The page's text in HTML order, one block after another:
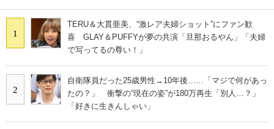
1
TERU＆大貫亜美、“激レア夫婦ショット”にファン歓
喜 GLAY＆PUFFYが夢の共演「旦那おるやん」「夫婦
で写ってるの尊い！」
2
自衛隊員だった25歳男性→10年後……「マジで何があっ
たの？」 衝撃の“現在の姿”が180万再生「別人…？」
「好きに生きんしゃい」